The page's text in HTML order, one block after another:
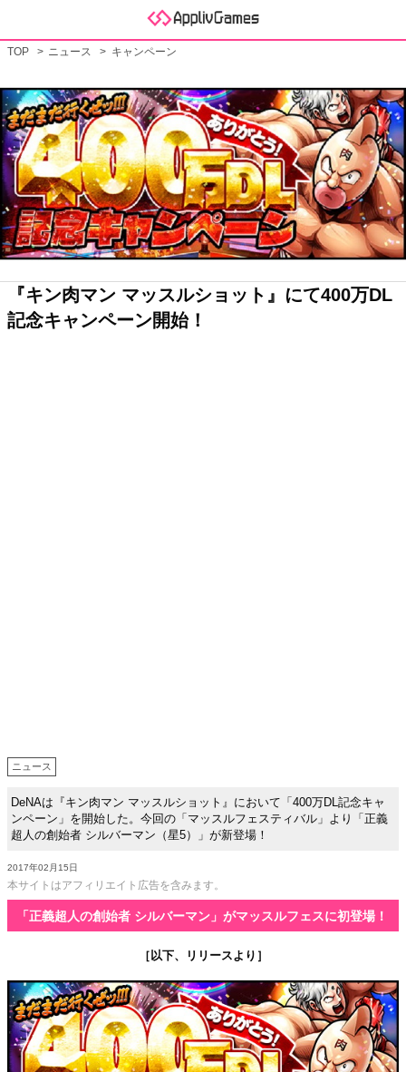
TOP ニュース キャンペーン
『キン肉マン マッスルショット』にて400万DL
記念キャンペーン開始！
ニュース
DeNAは『キン肉マン マッスルショット』において「400万DL記念キャ
ンペーン」を開始した。今回の「マッスルフェスティバル」より「正義
超人の創始者 シルバーマン（星5）」が新登場！
2017年02月15日
本サイトはアフィリエイト広告を含みます。
「正義超人の創始者 シルバーマン」がマッスルフェスに初登場！
［以下、リリースより］